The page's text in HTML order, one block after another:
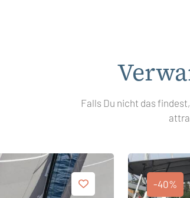
Falls Du nicht das
-40%